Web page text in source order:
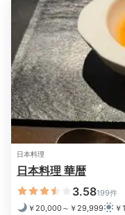
朝起きたら、客室の
浴。お部屋によって
ているので、極上の
ではないでしょうか。
・駅から遠く、観光・
いので、ホテル滞在自体
カハラのブランドやユ
ンからの期待には応えき
評です。
横浜で一番良いホテル
すめできないってことか
日本料理
日本料理 華暦
3.58199件
￥20,000～￥29,999